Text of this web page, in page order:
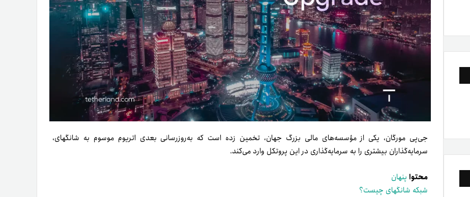
جی‌پی مورگان، یکی از مؤسسه‌های مالی بزرگ‌ جهان، تخمین زده است که به‌روزرسانی بعدی اتریوم موسوم به شانگهای،
سرمایه‌گذاران بیشتری را به سرمایه‌گذاری در این پروتکل وارد می‌کند.
محتوا پنهان
شبکه شانگهای چیست؟